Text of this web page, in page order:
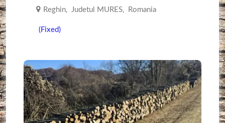
Reghin, Judetul MURES, Romania
(Fixed)